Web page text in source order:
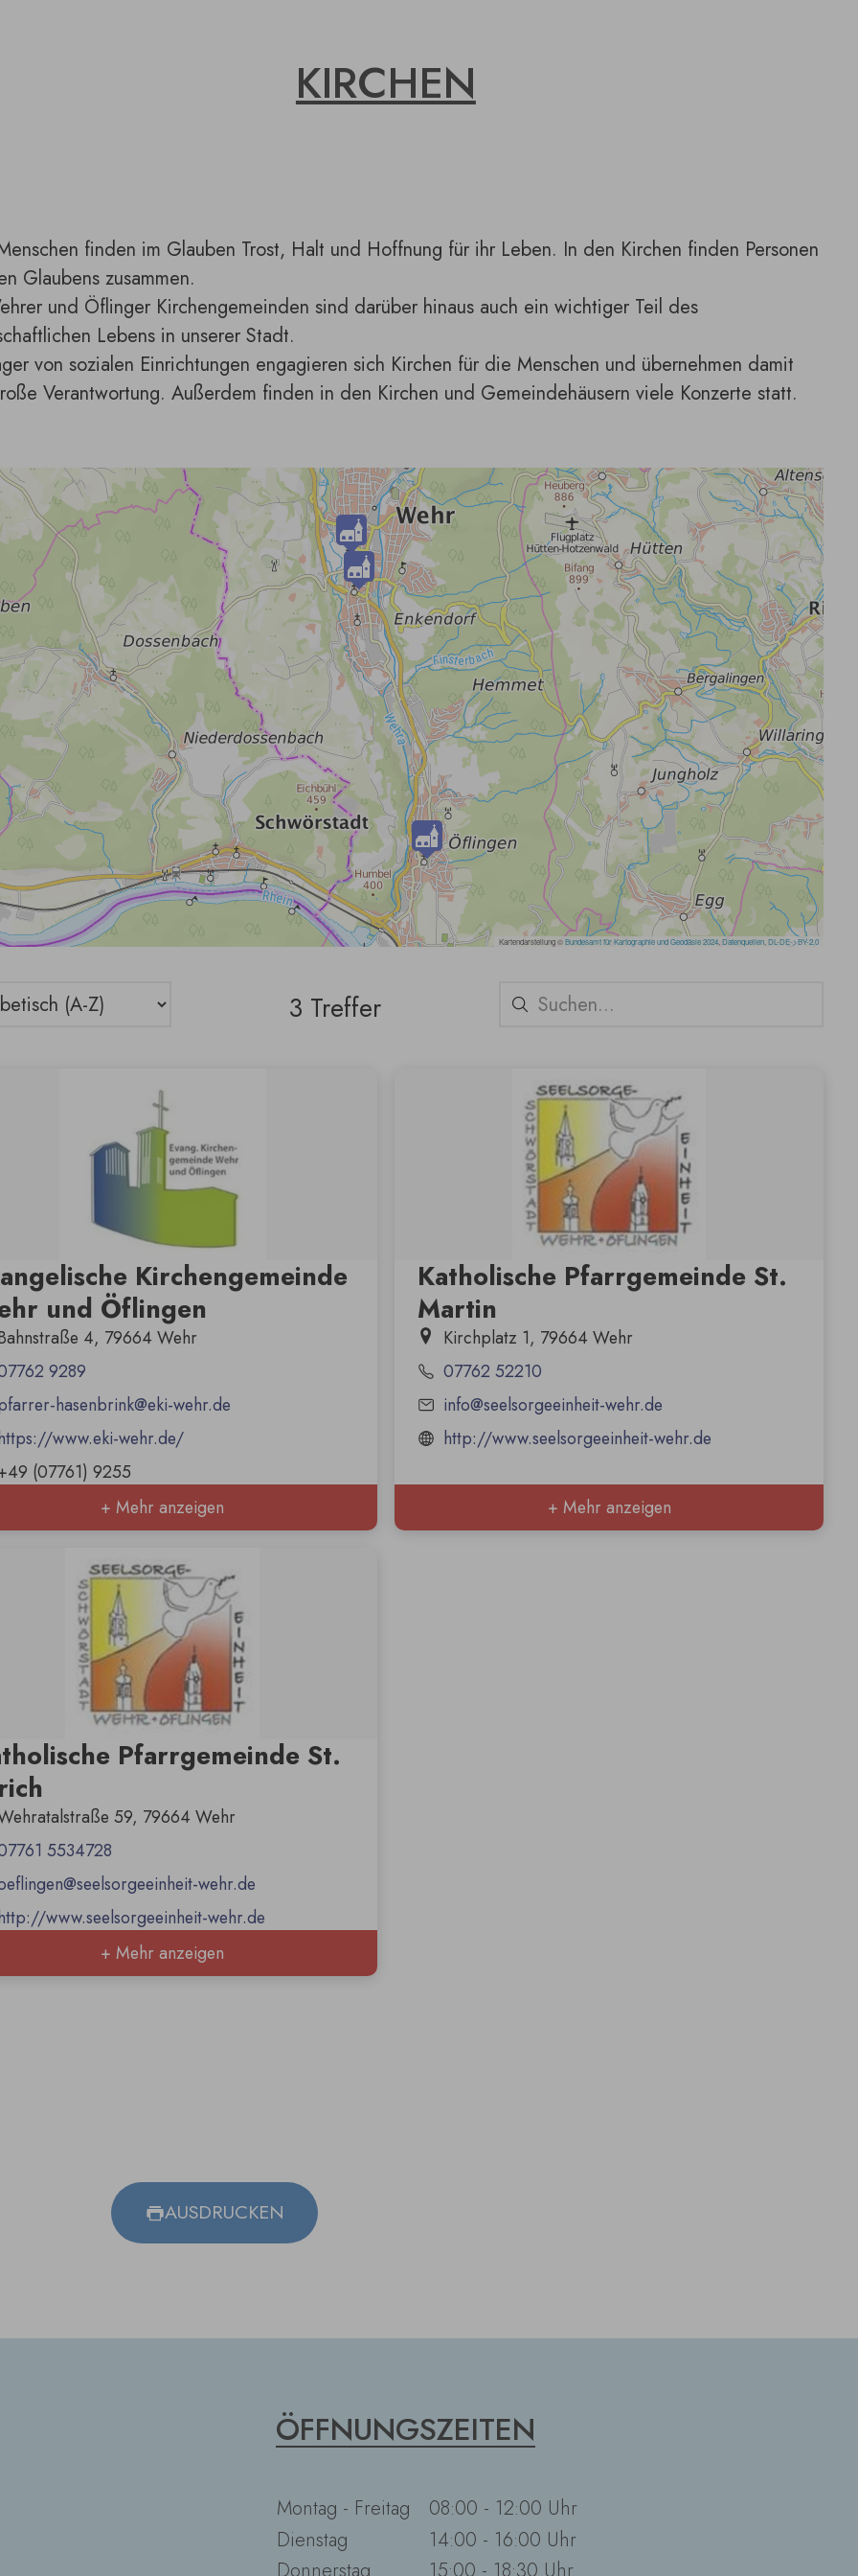
KIRCHEN
finden im Glauben Trost, Halt und Hoffnung für ihr Leben. In den Kirchen finden Personen
Glaubens zusammen.
und Öflinger Kirchengemeinden sind darüber hinaus auch ein wichtiger Teil des
Lebens in unserer Stadt.
von sozialen Einrichtungen engagieren sich Kirchen für die Menschen und übernehmen damit
Verantwortung. Außerdem finden in den Kirchen und Gemeindehäusern viele Konzerte statt.
3 Treffer
Kirchengemeinde
und Öflingen
4, 79664 Wehr
9289
hasenbrink@eki-wehr.de
www.eki-wehr.de/
(07761) 9255
+ Mehr anzeigen
Katholische Pfarrgemeinde St.
Martin
Kirchplatz 1, 79664 Wehr
07762 52210
info@seelsorgeeinheit-wehr.de
http://www.seelsorgeeinheit-wehr.de
+ Mehr anzeigen
Pfarrgemeinde St.
59, 79664 Wehr
5534728
wehr.de
www.seelsorgeeinheit-wehr.de
+ Mehr anzeigen
AUSDRUCKEN
ÖFFNUNGSZEITEN
Montag - Freitag
Dienstag
08:00 - 12:00 Uhr
14:00 - 16:00 Uhr